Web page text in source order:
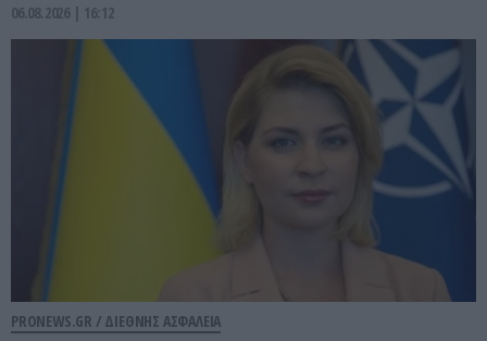
06.08.2026 | 16:12
PRONEWS.GR / ΔΙΕΘΝΗΣ ΑΣΦΑΛΕΙΑ